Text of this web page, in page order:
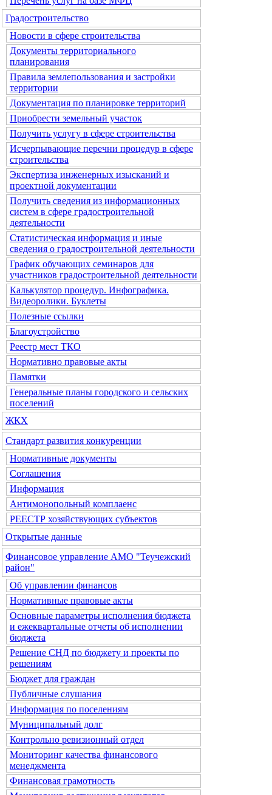
Градостроительство
Новости в сфере строительства
Документы территориального
планирования
Правила землепользования и застройки
территории
Документация по планировке территорий
Приобрести земельный участок
Получить услугу в сфере строительства
Исчерпывающие перечни процедур в сфере
строительства
Экспертиза инженерных изысканий и
проектной документации
Получить сведения из информационных
систем в сфере градостроительной
деятельности
Статистическая информация и иные
сведения о градостроительной деятельности
График обучающих семинаров для
участников градостроительной деятельности
Калькулятор процедур. Инфографика.
Видеоролики. Буклеты
Полезные ссылки
Благоустройство
Реестр мест ТКО
Нормативно правовые акты
Памятки
Генеральные планы городского и сельских
поселений
ЖКХ
Стандарт развития конкуренции
Нормативные документы
Соглашения
Информация
Антимонопольный комплаенс
РЕЕСТР хозяйствующих субъектов
Открытые данные
Финансовое управление АМО "Теучежский
район"
Об управлении финансов
Нормативные правовые акты
Основные параметры исполнения бюджета
и ежеквартальные отчеты об исполнении
бюджета
Решение СНД по бюджету и проекты по
решениям
Бюджет для граждан
Публичные слушания
Информация по поселениям
Муниципальный долг
Контрольно ревизионный отдел
Мониторинг качества финансового
менеджмента
Финансовая грамотность